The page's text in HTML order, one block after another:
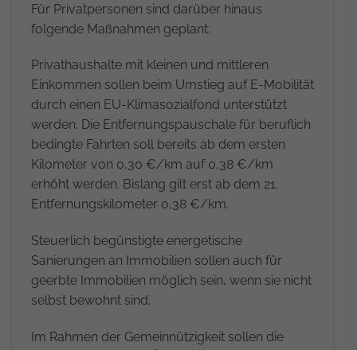
Für Privatpersonen sind darüber hinaus
folgende Maßnahmen geplant:
Privathaushalte mit kleinen und mittleren
Einkommen sollen beim Umstieg auf E-Mobilität
durch einen EU-Klimasozialfond unterstützt
werden. Die Entfernungspauschale für beruflich
bedingte Fahrten soll bereits ab dem ersten
Kilometer von 0,30 €/km auf 0,38 €/km
erhöht werden. Bislang gilt erst ab dem 21.
Entfernungskilometer 0,38 €/km.
Steuerlich begünstigte energetische
Sanierungen an Immobilien sollen auch für
geerbte Immobilien möglich sein, wenn sie nicht
selbst bewohnt sind.
Im Rahmen der Gemeinnützigkeit sollen die